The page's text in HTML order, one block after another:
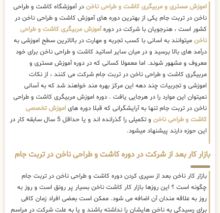
اموزش مستری و مربیگری کاشت و طراحی ناخن در آموزشگاه کاشت و طراحی
ناخن در تربت جام یکی از بهترین دوره های آموزش کاشت و طراحی ناخن در
کشور است ، هنرجویان با شرکت در دورهآموزش مربیگری کاشت و طراحی
ناخن میتوانند به اسانی با کسب تجربه و مهارت در بالاترین سطح اموزشی به
درآمد های بالا برسید و در میان سایر اساتید کاشت و طراحی ناخن برای خود
معروف و مشهور شوند. اما معمولا کسانی که در دوره آموزش مستری و
مربیگری کاشت و طراحی ناخن در تربت جام شرکت می کنند ، از نکات
اموزشی و تجربیات چند دهه این مرکز بهره مند خواهند شد که به آسانی
نمیتوان این موارد را در هرجایی یافت . دوره اموزش مربیگری کاشت و طراحی
ناخن در تربت جام تنها به آرایشگرانی که قبلا دوره های اموزش تخصصی
کاشت و طراحی ناخن
و تکمیلی را گذرانده اند و یا حداقل 5 سال سابقه کار در
این حوزه دارند پیشنهاد میشود.
بازار کار بعد از شرکت در دوره کاشت و طراحی ناخن در تربت جام
بازار کار ناخن بعد از سپری کردن دوره کاشت و طراحی ناخن در تربت جام
چگونه است ؟ این روزها بازار کار کاشت ناخن بسیار پر رونق است و روز به
روز به علاقه مندان آن اضافه می شود. ممکن است بعضی افراد زمان کافی
برای رسیدگی به ناخن هایشان را نداشته باشند و یا به علت شرکت در مراسم